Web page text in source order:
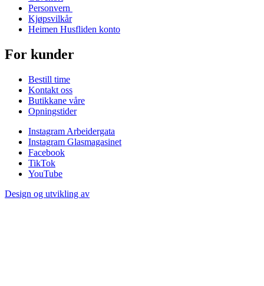
Personvern
Kjøpsvilkår
Heimen Husfliden konto
For kunder
Bestill time
Kontakt oss
Butikkane våre
Opningstider
Instagram Arbeidergata
Instagram Glasmagasinet
Facebook
TikTok
YouTube
Design og utvikling av